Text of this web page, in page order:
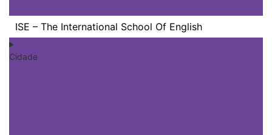
ISE – The International School Of English
Cidade